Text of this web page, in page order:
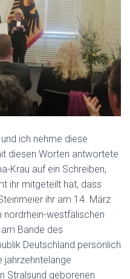
ich nehme diese
diesen Worten antwortete
Krau auf ein Schreiben,
ihr mitgeteilt hat, dass
ihr am 14. März
nordrhein-westfälischen
Bande des
Deutschland persönlich
jahrzehntelange
Stralsund geborenen